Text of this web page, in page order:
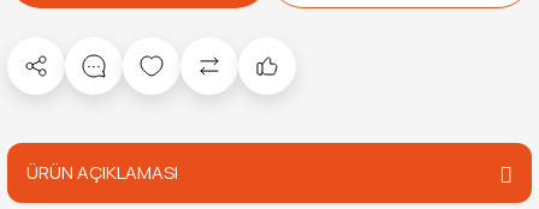
ÜRÜN AÇIKLAMASI